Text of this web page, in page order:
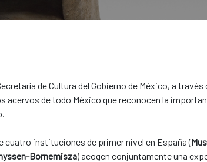
de Cultura del Gobierno de México, a
acervos de todo México que reconocen la
cuatro instituciones de primer nivel en España (
Bornemisza) acogen conjuntamente una